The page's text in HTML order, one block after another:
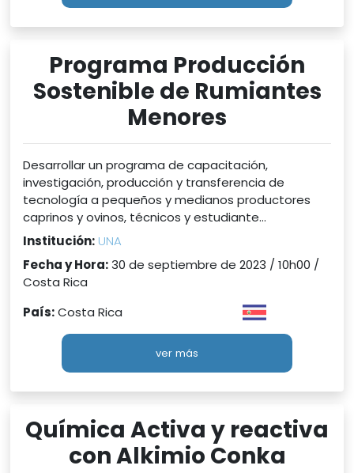
Programa Producción
Sostenible de Rumiantes
Menores
Desarrollar un programa de capacitación,
investigación, producción y transferencia de
tecnología a pequeños y medianos productores
caprinos y ovinos, técnicos y estudiante...
Institución: UNA
Fecha y Hora:30 de septiembre de 2023 / 10h00 /
Costa Rica
País:Costa Rica
ver más
Química Activa y reactiva
con Alkimio Conka